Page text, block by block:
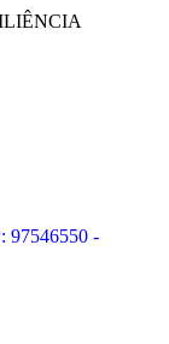
97546550 -